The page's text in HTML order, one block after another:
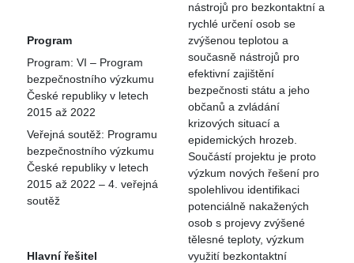
Program
Program: VI – Program
bezpečnostního výzkumu
České republiky v letech
2015 až 2022
Veřejná soutěž: Programu
bezpečnostního výzkumu
České republiky v letech
2015 až 2022 – 4. veřejná
soutěž
Hlavní řešitel
nástrojů pro bezkontaktní a
rychlé určení osob se
zvýšenou teplotou a
současně nástrojů pro
efektivní zajištění
bezpečnosti státu a jeho
občanů a zvládání
krizových situací a
epidemických hrozeb.
Součástí projektu je proto
výzkum nových řešení pro
spolehlivou identifikaci
potenciálně nakažených
osob s projevy zvýšené
tělesné teploty, výzkum
využití bezkontaktní